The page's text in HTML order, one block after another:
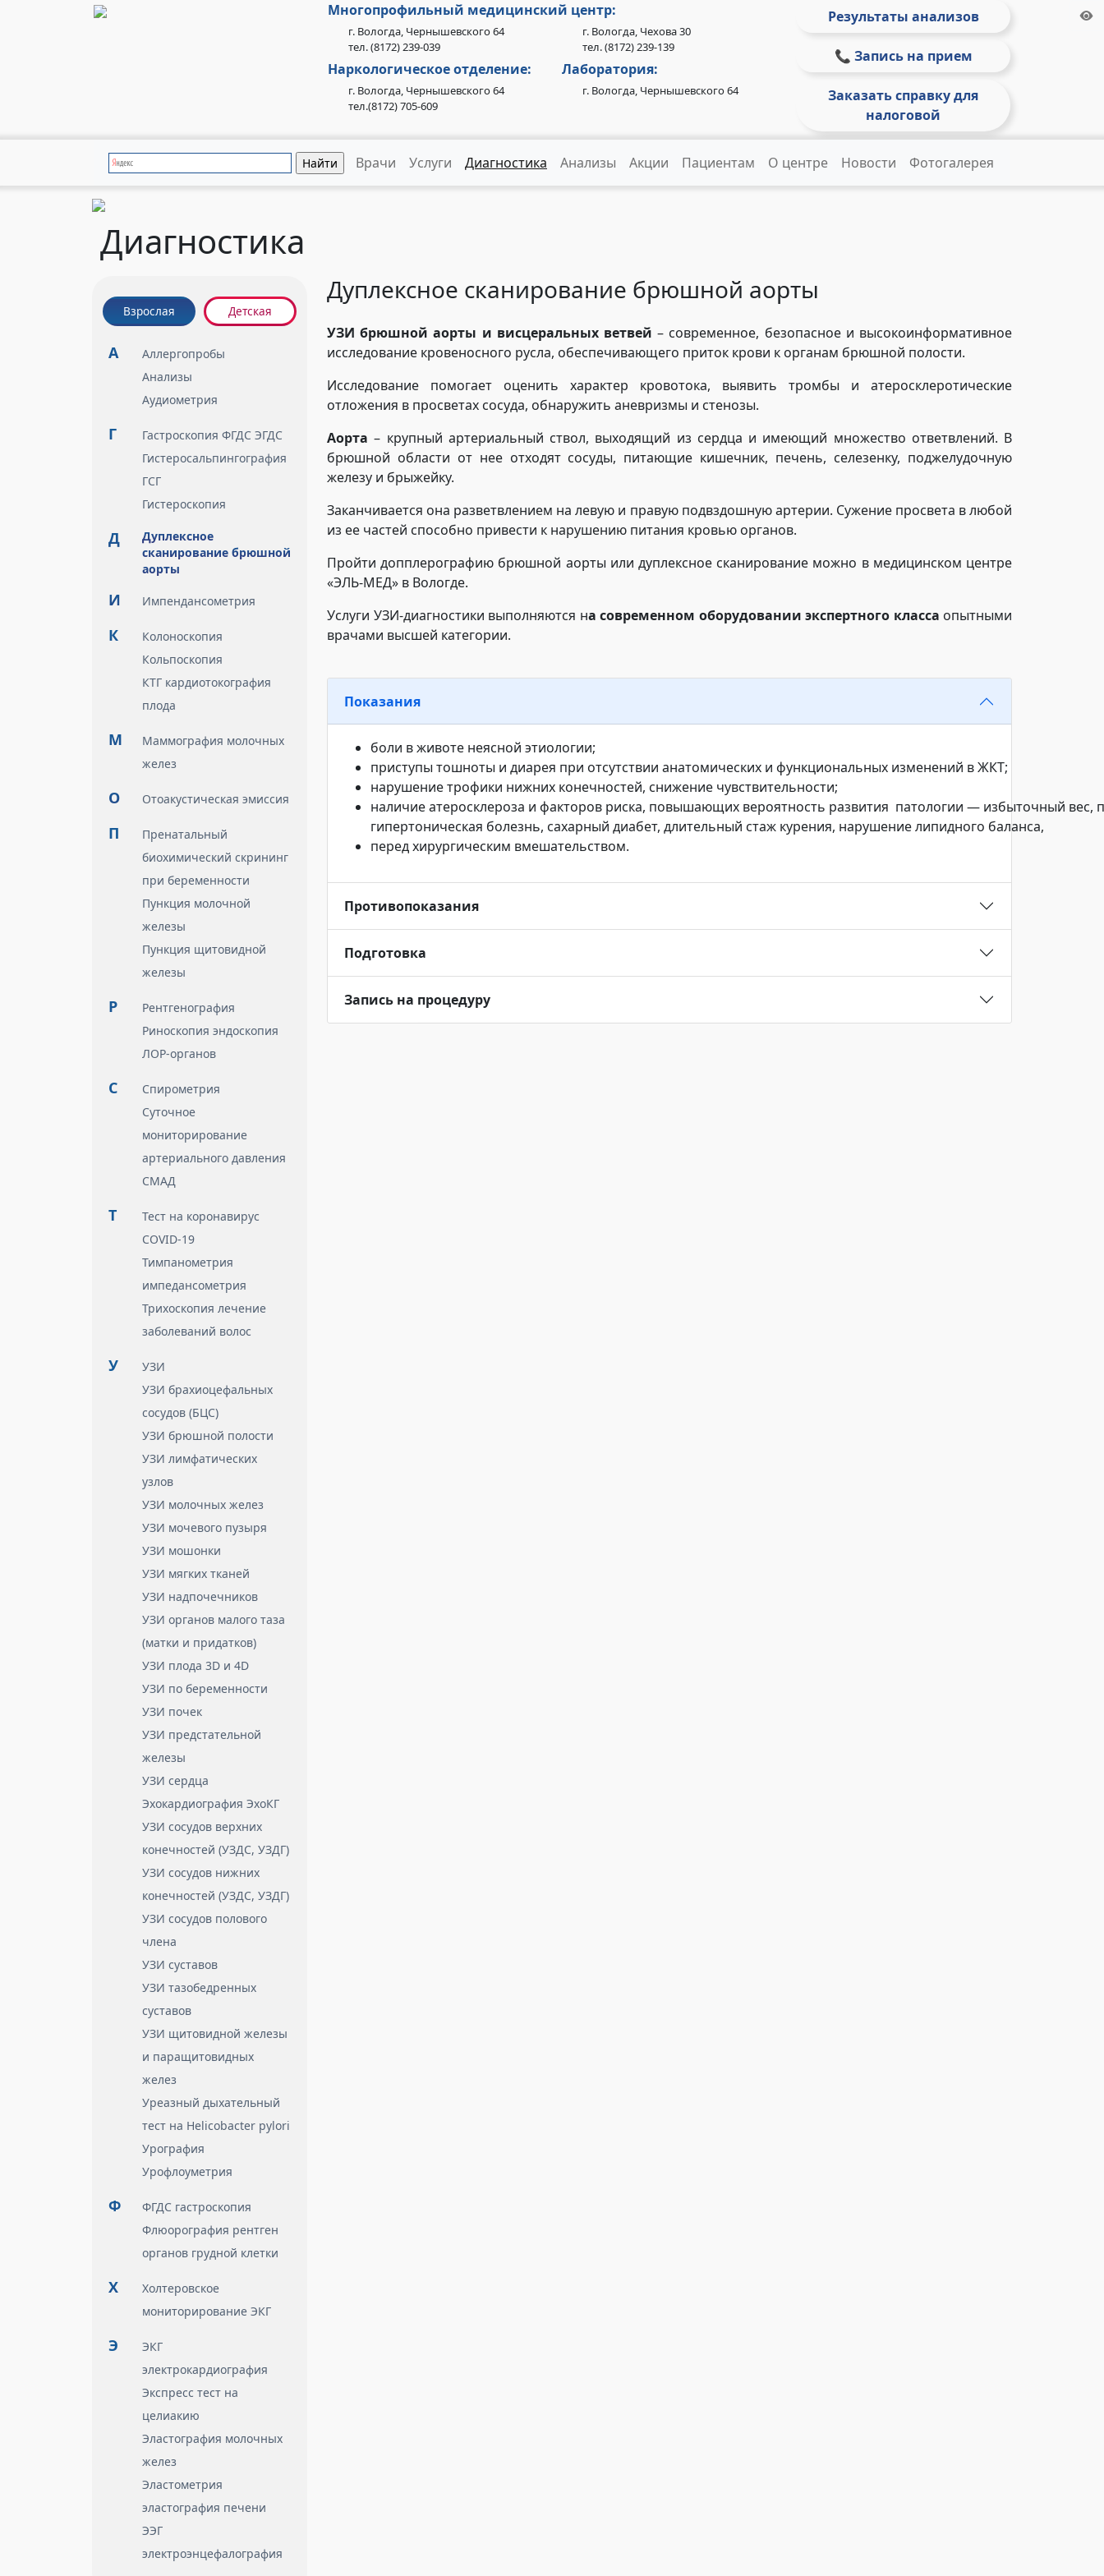
Многопрофильный медицинский центр:
г. Вологда, Чернышевского 64
тел. (8172) 239-039
г. Вологда, Чехова 30
тел. (8172) 239-139
Наркологическое отделение:
г. Вологда, Чернышевского 64
тел.(8172) 705-609
Лаборатория:
г. Вологда, Чернышевского 64
Результаты анализов
📞 Запись на прием
Заказать справку для
налоговой
Врачи Услуги Диагностика Анализы Акции Пациентам О центре Новости Фотогалерея
Диагностика
Взрослая Детская
А
Аллергопробы
Анализы
Аудиометрия
Г
Гастроскопия ФГДС ЭГДС
Гистеросальпингография
ГСГ
Гистероскопия
Д
Дуплексное
сканирование брюшной
аорты
И Импендансометрия
К
Колоноскопия
Кольпоскопия
КТГ кардиотокография
плода
М
Маммография молочных
желез
О Отоакустическая эмиссия
П
Пренатальный
биохимический скрининг
при беременности
Пункция молочной
железы
Пункция щитовидной
железы
Р
Рентгенография
Риноскопия эндоскопия
ЛОР-органов
С
Спирометрия
Суточное
мониторирование
артериального давления
СМАД
Т
Тест на коронавирус
COVID-19
Тимпанометрия
импедансометрия
Трихоскопия лечение
заболеваний волос
У
УЗИ
УЗИ брахиоцефальных
сосудов (БЦС)
УЗИ брюшной полости
УЗИ лимфатических
узлов
УЗИ молочных желез
УЗИ мочевого пузыря
УЗИ мошонки
УЗИ мягких тканей
УЗИ надпочечников
УЗИ органов малого таза
(матки и придатков)
УЗИ плода 3D и 4D
УЗИ по беременности
УЗИ почек
УЗИ предстательной
железы
УЗИ сердца
Эхокардиография ЭхоКГ
УЗИ сосудов верхних
конечностей (УЗДС, УЗДГ)
УЗИ сосудов нижних
конечностей (УЗДС, УЗДГ)
УЗИ сосудов полового
члена
УЗИ суставов
УЗИ тазобедренных
суставов
УЗИ щитовидной железы
и паращитовидных
желез
Уреазный дыхательный
тест на Helicobacter pylori
Урография
Урофлоуметрия
Ф
ФГДС гастроскопия
Флюорография рентген
органов грудной клетки
Х
Холтеровское
мониторирование ЭКГ
Э
ЭКГ
электрокардиография
Экспресс тест на
целиакию
Эластография молочных
желез
Эластометрия
эластография печени
ЭЭГ
электроэнцефалография
Дуплексное сканирование брюшной аорты
УЗИ брюшной аорты и висцеральных ветвей– современное, безопасное и высокоинформативное
исследование кровеносного русла, обеспечивающего приток крови к органам брюшной полости.
Исследование помогает оценить характер кровотока, выявить тромбы и атеросклеротические
отложения в просветах сосуда, обнаружить аневризмы и стенозы.
Аорта – крупный артериальный ствол, выходящий из сердца и имеющий множество ответвлений. В
брюшной области от нее отходят сосуды, питающие кишечник, печень, селезенку, поджелудочную
железу и брыжейку.
Заканчивается она разветвлением на левую и правую подвздошную артерии. Сужение просвета в любой
из ее частей способно привести к нарушению питания кровью органов.
Пройти допплерографию брюшной аорты или дуплексное сканирование можно в медицинском центре
«ЭЛЬ-МЕД» в Вологде.
Услуги УЗИ-диагностики выполняются на современном оборудовании экспертного класса опытными
врачами высшей категории.
Показания
боли в животе неясной этиологии;
приступы тошноты и диарея при отсутствии анатомических и функциональных изменений в ЖКТ;
нарушение трофики нижних конечностей, снижение чувствительности;
наличие атеросклероза и факторов риска, повышающих вероятность развития патологии — избыточный вес,
гипертоническая болезнь, сахарный диабет, длительный стаж курения, нарушение
перед хирургическим вмешательством.
Противопоказания
Подготовка
Запись на процедуру